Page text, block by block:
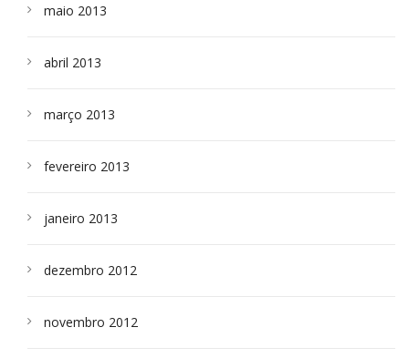
maio 2013
abril 2013
março 2013
fevereiro 2013
janeiro 2013
dezembro 2012
novembro 2012